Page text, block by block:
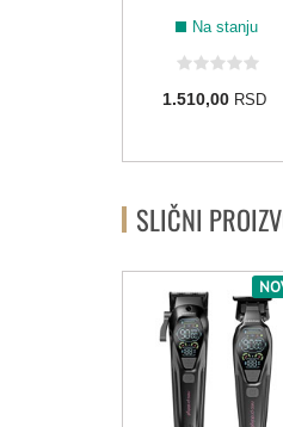
Na stanju
1.510,00 RSD
SLIČNI